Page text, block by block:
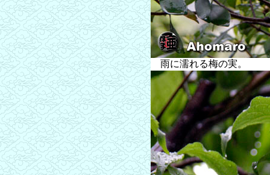
雨に濡れる梅の実。